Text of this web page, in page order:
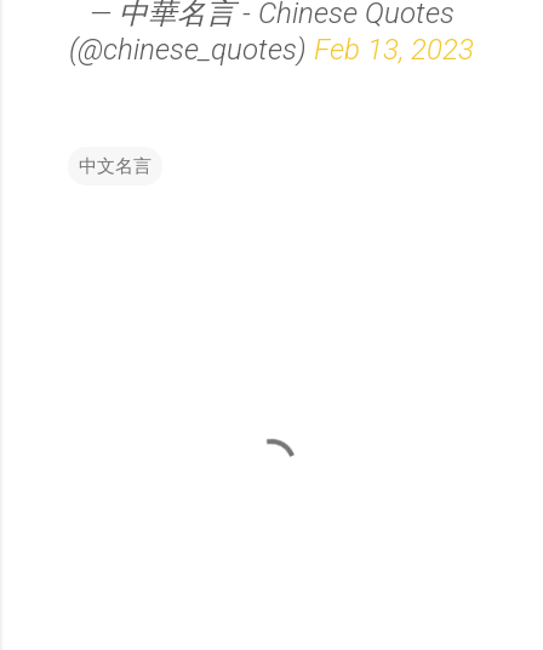
— 中華名言 - Chinese Quotes
(@chinese_quotes) Feb 13, 2023
中文名言